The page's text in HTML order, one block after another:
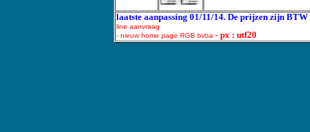
laatste aanpassing 01/11/14. De prijzen zijn
line aanvraag
- nieuw home page RGB bvba - px : utf20